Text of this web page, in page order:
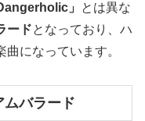
」
とは異な
ードとなっており、ハ
曲になっています。
ムバラード